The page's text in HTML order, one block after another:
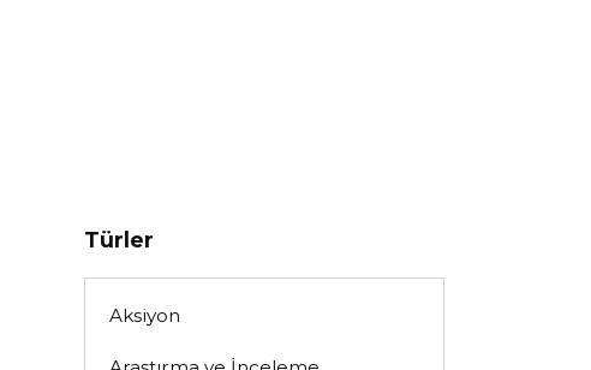
Türler
Aksiyon